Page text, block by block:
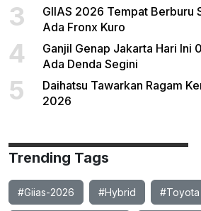
3
GIIAS 2026 Tempat Berburu
Ada Fronx Kuro
4
Ganjil Genap Jakarta Hari Ini
Ada Denda Segini
5
Daihatsu Tawarkan Ragam
2026
Trending Tags
#Giias-2026 #Hybrid #Toyota